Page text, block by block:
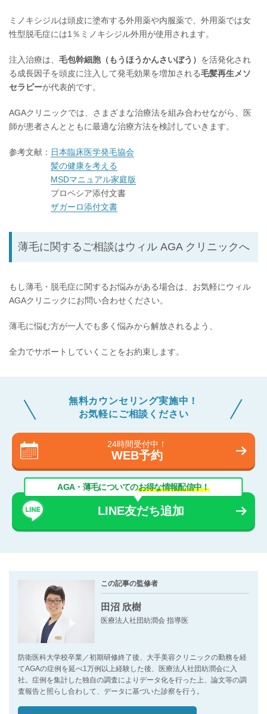
ミノキシジルは頭皮に塗布する外用薬や内服薬で、外用薬では女
性型脱毛症には1％ミノキシジル外用が使用されます。
注入治療は、 毛包幹細胞（もうほうかんさいぼう） を活発化され
る成長因子を頭皮に注入して発毛効果を増加される毛髪再生メソ
セラピーが代表的です。
AGAクリニックでは、さまざまな治療法を組み合わせながら、医
師が患者さんとともに最適な治療方法を検討していきます。
参考文献： 日本臨床医学発毛協会
髪の健康を考える
MSDマニュアル家庭版
プロペシア添付文書
ザガーロ添付文書
薄毛に関するご相談はウィル AGA クリニックへ
もし薄毛・脱毛症に関するお悩みがある場合は、お気軽にウィル
AGAクリニックにお問い合わせください。
薄毛に悩む方が一人でも多く悩みから解放されるよう、
全力でサポートしていくことをお約束します。
無料カウンセリング実施中！
お気軽にご相談ください
24時間受付中！
WEB予約
AGA・薄毛についてのお得な情報配信中！
LINE友だち追加
この記事の監修者
田沼 欣樹
医療法人社団紡潤会 指導医
防衛医科大学校卒業／初期研修終了後、大手美容クリニックの勤務を経
てAGAの症例を延べ1万例以上経験した後、医療法人社団紡潤会に入
社。症例を集計した独自の調査によりデータ化を行った上、論文等の調
査報告と照らし合わして、データに基づいた診察を行う。